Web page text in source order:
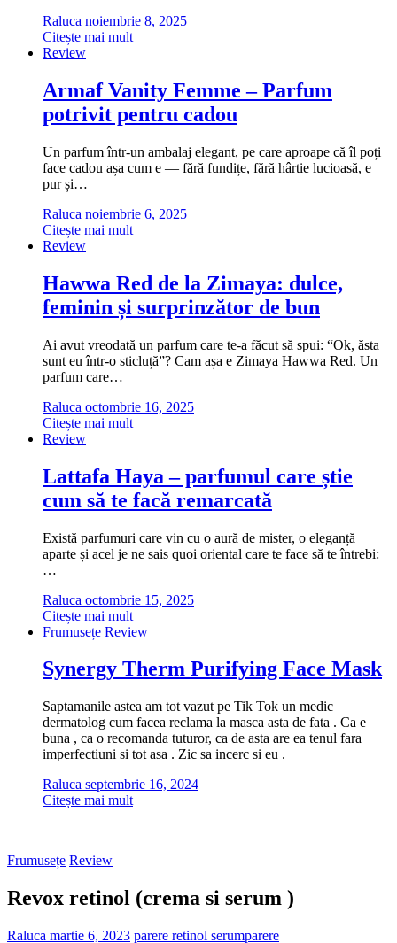
Raluca noiembrie 8, 2025
Citește mai mult
Review
Armaf Vanity Femme – Parfum
potrivit pentru cadou
Un parfum într-un ambalaj elegant, pe care aproape că îl poți
face cadou așa cum e — fără fundițe, fără hârtie lucioasă, e
pur și…
Raluca noiembrie 6, 2025
Citește mai mult
Review
Hawwa Red de la Zimaya: dulce,
feminin și surprinzător de bun
Ai avut vreodată un parfum care te-a făcut să spui: “Ok, ăsta
sunt eu într-o sticluță”? Cam așa e Zimaya Hawwa Red. Un
parfum care…
Raluca octombrie 16, 2025
Citește mai mult
Review
Lattafa Haya – parfumul care știe
cum să te facă remarcată
Există parfumuri care vin cu o aură de mister, o eleganță
aparte și acel je ne sais quoi oriental care te face să te întrebi:
…
Raluca octombrie 15, 2025
Citește mai mult
Frumusețe Review
Synergy Therm Purifying Face Mask
Saptamanile astea am tot vazut pe Tik Tok un medic
dermatolog cum facea reclama la masca asta de fata . Ca e
buna , ca o recomanda tuturor, ca de asta are ea tenul fara
imperfectiuni si tot asa . Zic sa incerc si eu .
Raluca septembrie 16, 2024
Citește mai mult
Frumusețe Review
Revox retinol (crema si serum )
Raluca martie 6, 2023 parere retinol serumparere